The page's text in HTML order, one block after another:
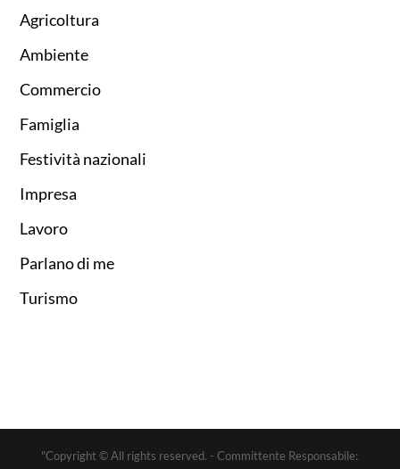
Agricoltura
Ambiente
Commercio
Famiglia
Festività nazionali
Impresa
Lavoro
Parlano di me
Turismo
"Copyright © All rights reserved. - Committente Responsabile: